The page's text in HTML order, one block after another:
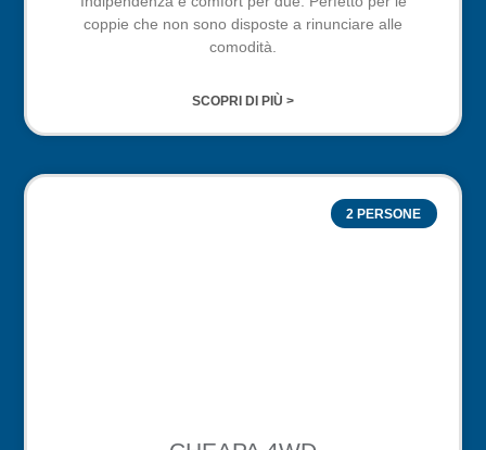
coppie che non sono disposte a rinunciare alle
comodità.
SCOPRI DI PIÙ >
2 PERSONE